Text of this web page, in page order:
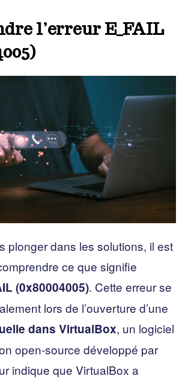
l’erreur E_FAIL
plonger dans les solutions, il est
ce que signifie
(0x80004005). Cette erreur se
lors de l’ouverture d’une
dans VirtualBox, un logiciel
open-source développé par
indique que VirtualBox a